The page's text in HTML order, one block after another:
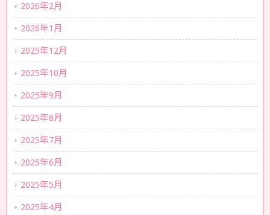
2026年2月
2026年1月
2025年12月
2025年10月
2025年9月
2025年8月
2025年7月
2025年6月
2025年5月
2025年4月